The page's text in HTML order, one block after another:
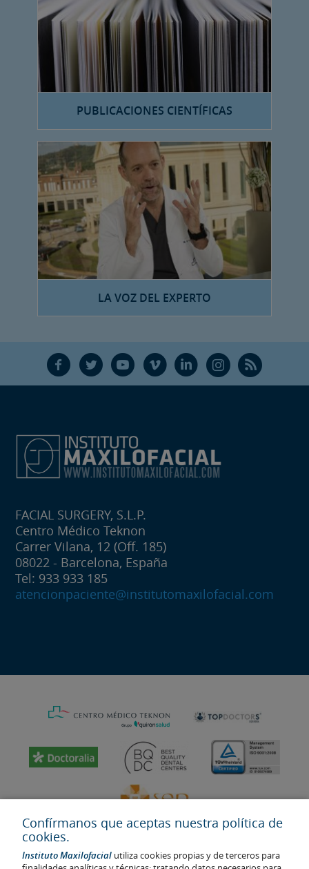
PUBLICACIONES CIENTÍFICAS
LA VOZ DEL EXPERTO
F T Y V L Ñ R
FACIAL SURGERY, S.L.P.
Centro Médico Teknon
Carrer Vilana, 12 (Off. 185)
08022 - Barcelona, España
Tel: 933 933 185
atencionpaciente@institutomaxilofacial.com
Confírmanos que aceptas nuestra política de
cookies.
Instituto Maxilofacial utiliza cookies propias y de terceros para